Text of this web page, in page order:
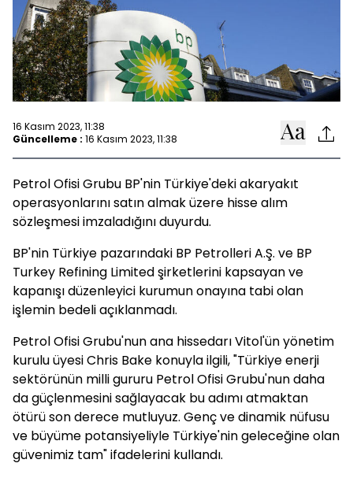
16 Kasım 2023, 11:38
Güncelleme : 16 Kasım 2023, 11:38
Petrol Ofisi Grubu BP'nin Türkiye'deki akaryakıt
operasyonlarını satın almak üzere hisse alım
sözleşmesi imzaladığını duyurdu.
BP'nin Türkiye pazarındaki BP Petrolleri A.Ş. ve BP
Turkey Refining Limited şirketlerini kapsayan ve
kapanışı düzenleyici kurumun onayına tabi olan
işlemin bedeli açıklanmadı.
Petrol Ofisi Grubu'nun ana hissedarı Vitol'ün yönetim
kurulu üyesi Chris Bake konuyla ilgili, "Türkiye enerji
sektörünün milli gururu Petrol Ofisi Grubu'nun daha
da güçlenmesini sağlayacak bu adımı atmaktan
ötürü son derece mutluyuz. Genç ve dinamik nüfusu
ve büyüme potansiyeliyle Türkiye'nin geleceğine olan
güvenimiz tam" ifadelerini kullandı.